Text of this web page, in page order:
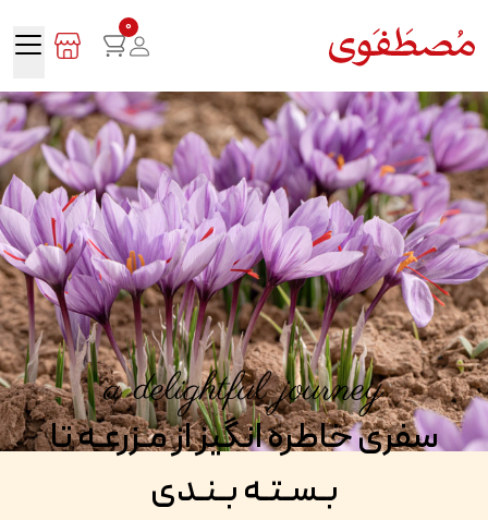
0
a delightful journey
سفری خاطره انگیز از مـزرعـه تا
بـسـتـه بـنـدی